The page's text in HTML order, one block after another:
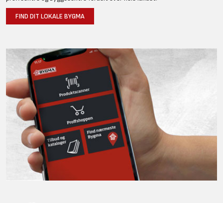
FIND DIT LOKALE BYGMA